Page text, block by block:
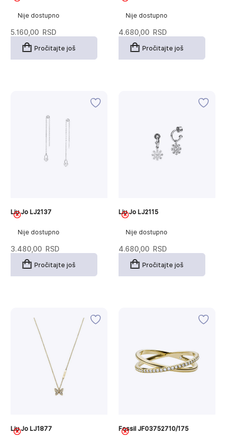
Nije dostupno
5.160,00 RSD
Pročitajte još
Nije dostupno
4.680,00 RSD
Pročitajte još
Nije dostupno
Liu Jo LJ2137
3.480,00 RSD
Pročitajte još
Nije dostupno
Liu Jo LJ2115
4.680,00 RSD
Pročitajte još
Liu Jo LJ1877 Fossil JF03752710/175